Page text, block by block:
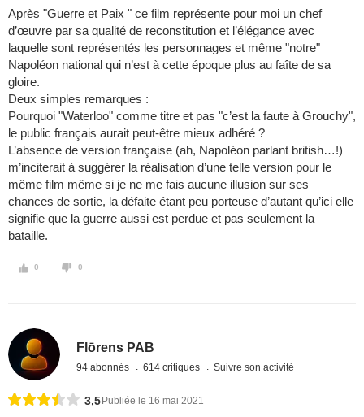
Après "Guerre et Paix " ce film représente pour moi un chef
d’œuvre par sa qualité de reconstitution et l’élégance avec
laquelle sont représentés les personnages et même "notre"
Napoléon national qui n’est à cette époque plus au faîte de sa
gloire.
Deux simples remarques :
Pourquoi "Waterloo" comme titre et pas "c’est la faute à Grouchy",
le public français aurait peut-être mieux adhéré ?
L’absence de version française (ah, Napoléon parlant british…!)
m’inciterait à suggérer la réalisation d’une telle version pour le
même film même si je ne me fais aucune illusion sur ses
chances de sortie, la défaite étant peu porteuse d’autant qu’ici elle
signifie que la guerre aussi est perdue et pas seulement la
bataille.
0 0
Flōrens PAB
94 abonnés 614 critiques Suivre son activité
3,5 Publiée le 16 mai 2021